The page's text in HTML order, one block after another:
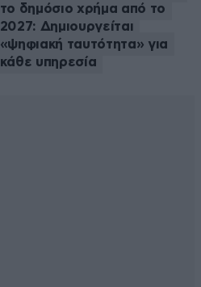
το δημόσιο χρήμα από το
2027: Δημιουργείται
«ψηφιακή ταυτότητα» για
κάθε υπηρεσία